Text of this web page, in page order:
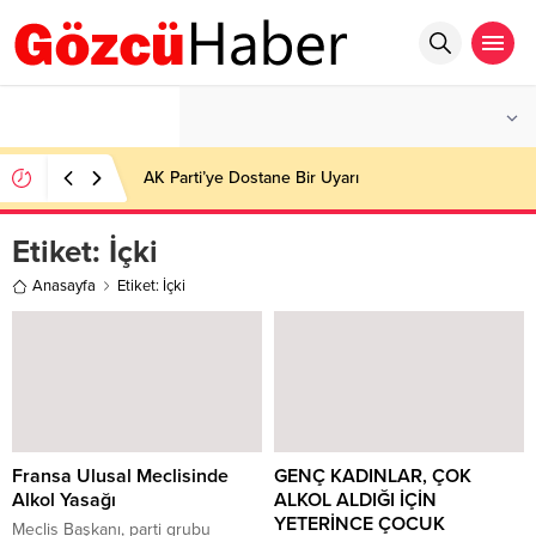
AK Parti’ye Dostane Bir Uyarı
Etiket: İçki
Anasayfa Etiket: İçki
Fransa Ulusal Meclisinde
Alkol Yasağı
Meclis Başkanı, parti grubu
GENÇ KADINLAR, ÇOK
ALKOL ALDIĞI İÇİN
YETERİNCE ÇOCUK